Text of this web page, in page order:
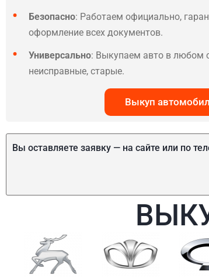
Безопасно: Работаем официально,
оформление всех документов.
Универсально: Выкупаем авто в любом
неисправные, старые.
Выкуп
Вы оставляете заявку — на сайте или по